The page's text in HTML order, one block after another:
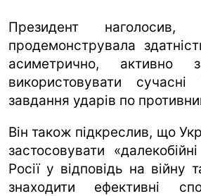
Президент
продемонструвала
асиметрично, активно
використовувати сучасні
завдання ударів по
Він також підкреслив, що
застосовувати
Росії у відповідь на війну
знаходити ефективні